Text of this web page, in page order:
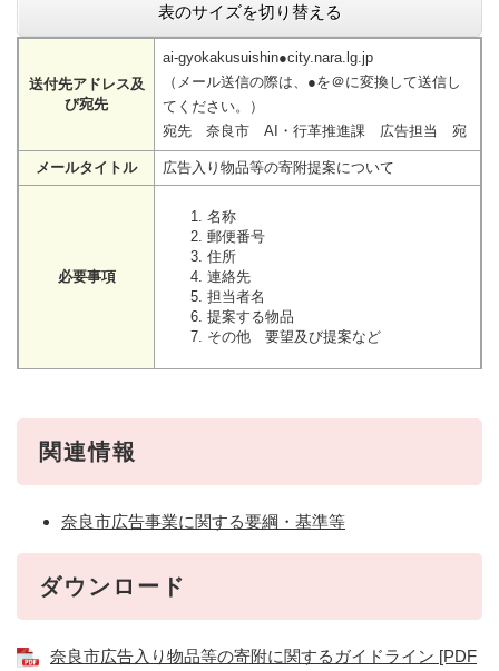
表のサイズを切り替える
送付先アドレス及
び宛先
ai-gyokakusuishin●city.nara.lg.jp
（メール送信の際は、●を＠に変換して送信し
てください。）
宛先 奈良市 AI・行革推進課 広告担当 宛
メールタイトル 広告入り物品等の寄附提案について
必要事項
名称
郵便番号
住所
連絡先
担当者名
提案する物品
その他 要望及び提案など
関連情報
奈良市広告事業に関する要綱・基準等
ダウンロード
奈良市広告入り物品等の寄附に関するガイドライン [PDF